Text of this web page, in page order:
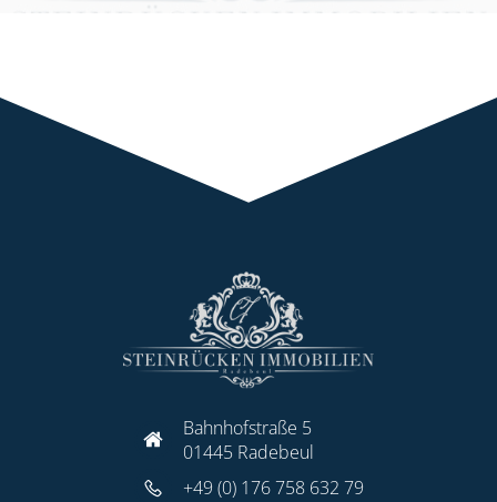
Bahnhofstraße 5
01445 Radebeul
+49 (0) 176 758 632 79